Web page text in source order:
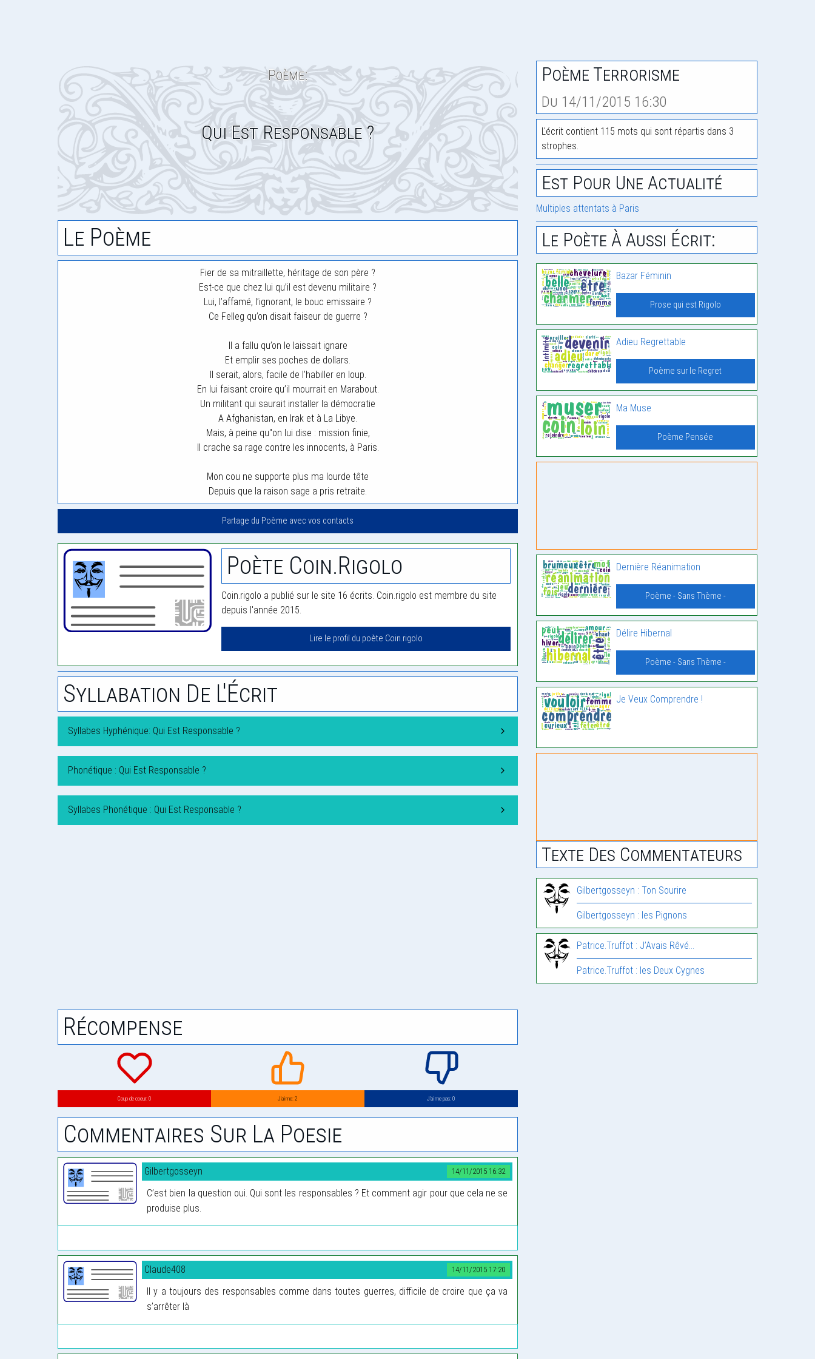
Poème:
Qui Est Responsable ?
Le Poème
Fier de sa mitraillette, héritage de son père ?
Est-ce que chez lui qu’il est devenu militaire ?
Lui, l’affamé, l’ignorant, le bouc emissaire ?
Ce Felleg qu’on disait faiseur de guerre ?
Il a fallu qu’on le laissait ignare
Et emplir ses poches de dollars.
Il serait, alors, facile de l’habiller en loup.
En lui faisant croire qu’il mourrait en Marabout.
Un militant qui saurait installer la démocratie
A Afghanistan, en Irak et à La Libye.
Mais, à peine qu"on lui dise : mission finie,
Il crache sa rage contre les innocents, à Paris.
Mon cou ne supporte plus ma lourde tête
Depuis que la raison sage a pris retraite.
Partage du Poème avec vos contacts
Poète Coin.rigolo
Coin.rigolo a publié sur le site 16 écrits. Coin.rigolo est membre du site
depuis l'année 2015.
Lire le profil du poète Coin.rigolo
Syllabation De L'Écrit
Syllabes Hyphénique: Qui Est Responsable ?
Phonétique : Qui Est Responsable ?
Syllabes Phonétique : Qui Est Responsable ?
Récompense
Coup de coeur: 0 J’aime: 2 J’aime pas: 0
Commentaires Sur La Poesie
14/11/2015 16:32
Gilbertgosseyn
C’est bien la question oui. Qui sont les responsables ? Et comment agir pour que cela ne se
produise plus.
14/11/2015 17:20
Claude408
Il y a toujours des responsables comme dans toutes guerres, difficile de croire que ça va
s’arrêter là
Poème Terrorisme
Du 14/11/2015 16:30
L'écrit contient 115 mots qui sont répartis dans 3
strophes.
Est Pour Une Actualité
Multiples attentats à Paris
Le Poète À Aussi Écrit:
Bazar Féminin
Prose qui est Rigolo
Adieu Regrettable
Poème sur le Regret
Ma Muse
Poème Pensée
Dernière Réanimation
Poème - Sans Thème -
Délire Hibernal
Poème - Sans Thème -
Je Veux Comprendre !
Texte Des Commentateurs
Gilbertgosseyn : Ton Sourire
Gilbertgosseyn : les Pignons
Patrice.Truffot : J’Avais Rêvé…
Patrice.Truffot : les Deux Cygnes